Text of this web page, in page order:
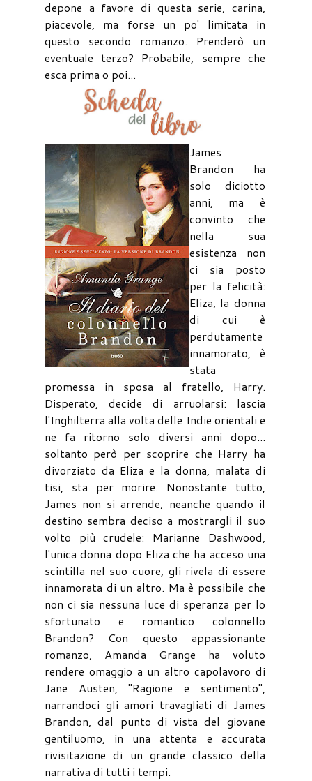
depone a favore di questa serie, carina,
piacevole, ma forse un po' limitata in
questo secondo romanzo. Prenderò un
eventuale terzo? Probabile, sempre che
esca prima o poi...
James
Brandon ha
solo diciotto
anni, ma è
convinto che
nella sua
esistenza non
ci sia posto
per la felicità:
Eliza, la donna
di cui è
perdutamente
innamorato, è
stata
promessa in sposa al fratello, Harry.
Disperato, decide di arruolarsi: lascia
l'Inghilterra alla volta delle Indie orientali e
ne fa ritorno solo diversi anni dopo...
soltanto però per scoprire che Harry ha
divorziato da Eliza e la donna, malata di
tisi, sta per morire. Nonostante tutto,
James non si arrende, neanche quando il
destino sembra deciso a mostrargli il suo
volto più crudele: Marianne Dashwood,
l'unica donna dopo Eliza che ha acceso una
scintilla nel suo cuore, gli rivela di essere
innamorata di un altro. Ma è possibile che
non ci sia nessuna luce di speranza per lo
sfortunato e romantico colonnello
Brandon? Con questo appassionante
romanzo, Amanda Grange ha voluto
rendere omaggio a un altro capolavoro di
Jane Austen, "Ragione e sentimento",
narrandoci gli amori travagliati di James
Brandon, dal punto di vista del giovane
gentiluomo, in una attenta e accurata
rivisitazione di un grande classico della
narrativa di tutti i tempi.